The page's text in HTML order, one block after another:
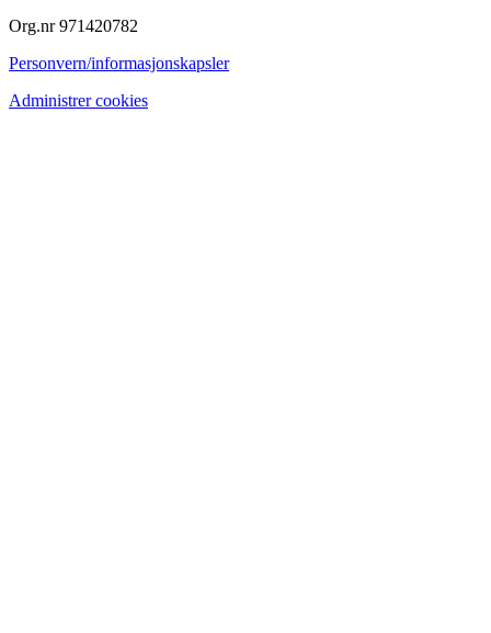
Org.nr 971420782
Personvern/informasjonskapsler
Administrer cookies